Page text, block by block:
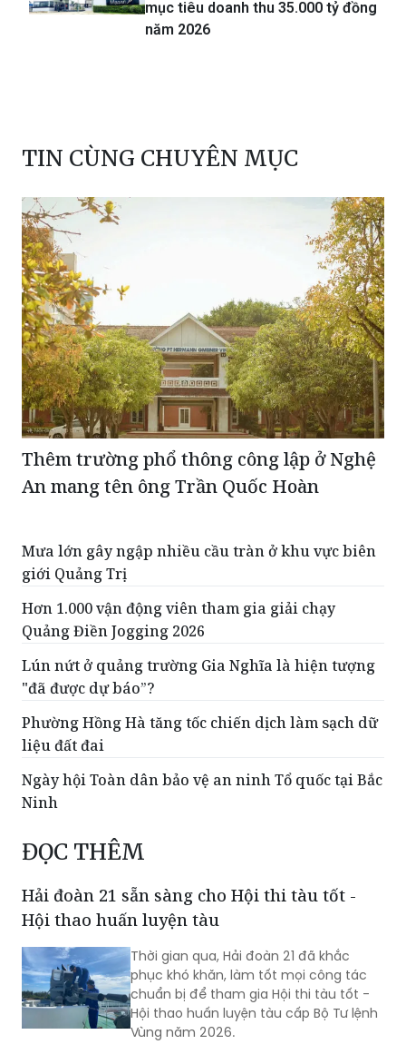
mục tiêu doanh thu 35.000 tỷ đồng
năm 2026
TIN CÙNG CHUYÊN MỤC
Thêm trường phổ thông công lập ở Nghệ
An mang tên ông Trần Quốc Hoàn
Mưa lớn gây ngập nhiều cầu tràn ở khu vực biên
giới Quảng Trị
Hơn 1.000 vận động viên tham gia giải chạy
Quảng Điền Jogging 2026
Lún nứt ở quảng trường Gia Nghĩa là hiện tượng
"đã được dự báo”?
Phường Hồng Hà tăng tốc chiến dịch làm sạch dữ
liệu đất đai
Ngày hội Toàn dân bảo vệ an ninh Tổ quốc tại Bắc
Ninh
ĐỌC THÊM
Hải đoàn 21 sẵn sàng cho Hội thi tàu tốt -
Hội thao huấn luyện tàu
Thời gian qua, Hải đoàn 21 đã khắc
phục khó khăn, làm tốt mọi công tác
chuẩn bị để tham gia Hội thi tàu tốt -
Hội thao huấn luyện tàu cấp Bộ Tư lệnh
Vùng năm 2026.